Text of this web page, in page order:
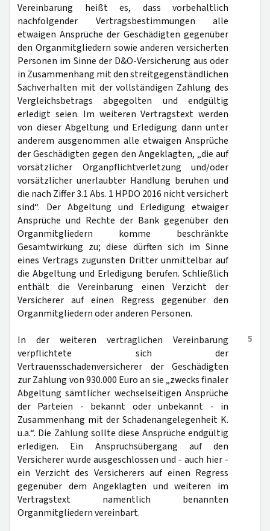
Vereinbarung heißt es, dass vorbehaltlich
nachfolgender Vertragsbestimmungen alle
etwaigen Ansprüche der Geschädigten gegenüber
den Organmitgliedern sowie anderen versicherten
Personen im Sinne der D&O-Versicherung aus oder
in Zusammenhang mit den streitgegenständlichen
Sachverhalten mit der vollständigen Zahlung des
Vergleichsbetrags abgegolten und endgültig
erledigt seien. Im weiteren Vertragstext werden
von dieser Abgeltung und Erledigung dann unter
anderem ausgenommen alle etwaigen Ansprüche
der Geschädigten gegen den Angeklagten, „die auf
vorsätzlicher Organpflichtverletzung und/oder
vorsätzlicher unerlaubter Handlung beruhen und
die nach Ziffer 3.1 Abs. 1 HPDO 2016 nicht versichert
sind“. Der Abgeltung und Erledigung etwaiger
Ansprüche und Rechte der Bank gegenüber den
Organmitgliedern komme beschränkte
Gesamtwirkung zu; diese dürften sich im Sinne
eines Vertrags zugunsten Dritter unmittelbar auf
die Abgeltung und Erledigung berufen. Schließlich
enthält die Vereinbarung einen Verzicht der
Versicherer auf einen Regress gegenüber den
Organmitgliedern oder anderen Personen.
5
In der weiteren vertraglichen Vereinbarung
verpflichtete sich der
Vertrauensschadenversicherer der Geschädigten
zur Zahlung von 930.000 Euro an sie „zwecks finaler
Abgeltung sämtlicher wechselseitigen Ansprüche
der Parteien - bekannt oder unbekannt - in
Zusammenhang mit der Schadenangelegenheit K.
u.a.“. Die Zahlung sollte diese Ansprüche endgültig
erledigen. Ein Anspruchsübergang auf den
Versicherer wurde ausgeschlossen und - auch hier -
ein Verzicht des Versicherers auf einen Regress
gegenüber dem Angeklagten und weiteren im
Vertragstext namentlich benannten
Organmitgliedern vereinbart.